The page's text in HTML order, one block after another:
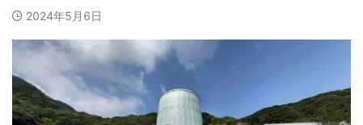
2024年5月6日